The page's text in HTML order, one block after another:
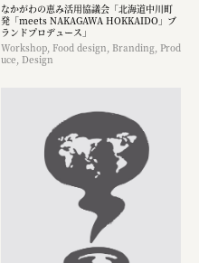
なかがわの恵み活用協議会「北海道中川町
発「meets NAKAGAWA HOKKAIDO」ブ
ランドプロデュース」
Workshop, Food design, Branding, Prod
uce, Design